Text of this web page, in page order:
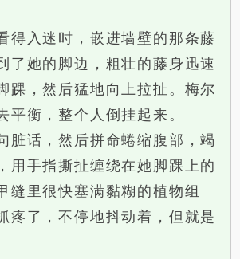
入迷时，嵌进墙壁的那条藤
了她的脚边，粗壮的藤身迅速
踝，然后猛地向上拉扯。梅尔
平衡，整个人倒挂起来。
话，然后拼命蜷缩腹部，竭
用手指撕扯缠绕在她脚踝上的
缝里很快塞满黏糊的植物组
疼了，不停地抖动着，但就是